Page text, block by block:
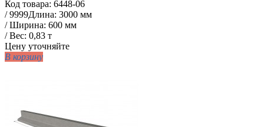
Код товара: 6448-06
/9999Длина: 3000 мм
/ Ширина: 600 мм
/ Вес: 0,83 т
Цену уточняйте
В корзину